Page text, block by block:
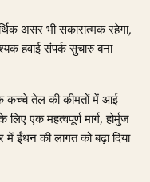
असर भी सकारात्मक रहेगा,
हवाई संपर्क सुचारु बना
कच्चे तेल की कीमतों में आई
एक महत्वपूर्ण मार्ग, होर्मुज
ईंधन की लागत को बढ़ा दिया